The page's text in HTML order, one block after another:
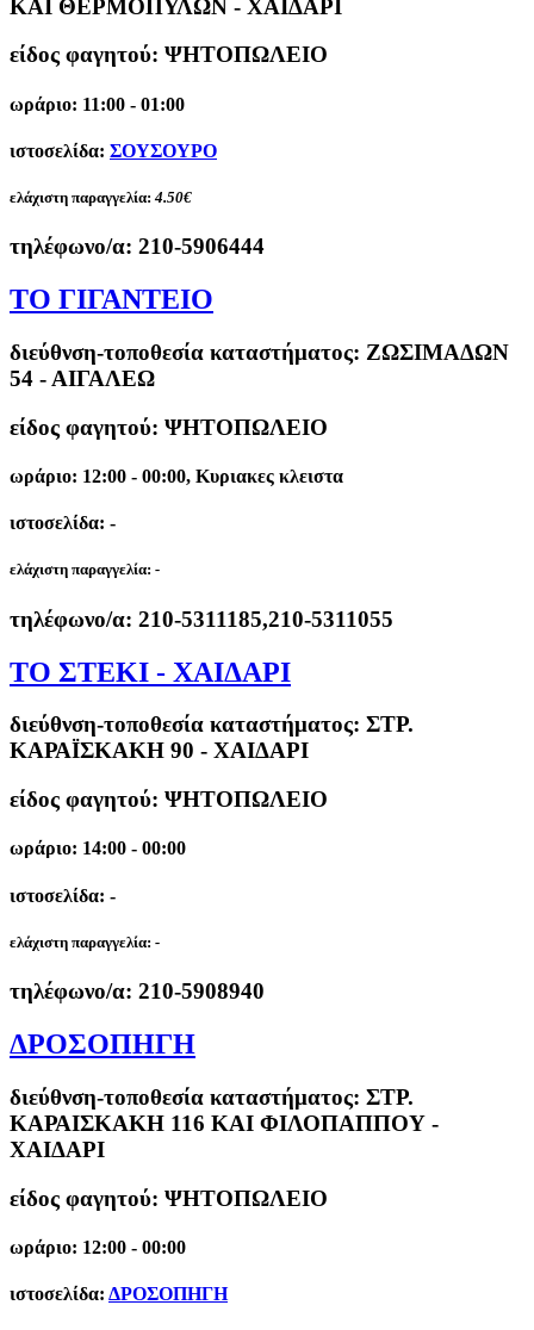
ΚΑΙ ΘΕΡΜΟΠΥΛΩΝ - ΧΑΙΔΑΡΙ
είδος φαγητού: ΨΗΤΟΠΩΛΕΙΟ
ωράριο: 11:00 - 01:00
ιστοσελίδα: ΣΟΥΣΟΥΡΟ
ελάχιστη παραγγελία: 4.50€
τηλέφωνο/α: 210-5906444
ΤΟ ΓΙΓΑΝΤΕΙΟ
διεύθνση-τοποθεσία καταστήματος: ΖΩΣΙΜΑΔΩΝ
54 - ΑΙΓΑΛΕΩ
είδος φαγητού: ΨΗΤΟΠΩΛΕΙΟ
ωράριο: 12:00 - 00:00, Κυριακες κλειστα
ιστοσελίδα: -
ελάχιστη παραγγελία: -
τηλέφωνο/α: 210-5311185,210-5311055
ΤΟ ΣΤΕΚΙ - ΧΑΙΔΑΡΙ
διεύθνση-τοποθεσία καταστήματος: ΣΤΡ.
ΚΑΡΑΪΣΚΑΚΗ 90 - ΧΑΙΔΑΡΙ
είδος φαγητού: ΨΗΤΟΠΩΛΕΙΟ
ωράριο: 14:00 - 00:00
ιστοσελίδα: -
ελάχιστη παραγγελία: -
τηλέφωνο/α: 210-5908940
ΔΡΟΣΟΠΗΓΗ
διεύθνση-τοποθεσία καταστήματος: ΣΤΡ.
ΚΑΡΑΙΣΚΑΚΗ 116 ΚΑΙ ΦΙΛΟΠΑΠΠΟΥ -
ΧΑΙΔΑΡΙ
είδος φαγητού: ΨΗΤΟΠΩΛΕΙΟ
ωράριο: 12:00 - 00:00
ιστοσελίδα: ΔΡΟΣΟΠΗΓΗ